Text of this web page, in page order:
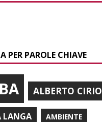
PER PAROLE CHIAVE
ALBERTO CIRIO
LANGA AMBIENTE